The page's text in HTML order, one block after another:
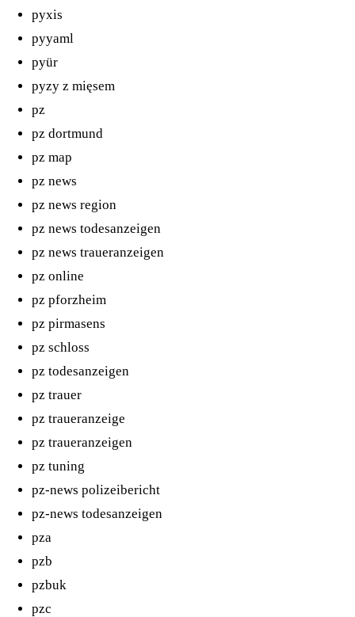
pyxis
pyyaml
pyür
pyzy z mięsem
pz
pz dortmund
pz map
pz news
pz news region
pz news todesanzeigen
pz news traueranzeigen
pz online
pz pforzheim
pz pirmasens
pz schloss
pz todesanzeigen
pz trauer
pz traueranzeige
pz traueranzeigen
pz tuning
pz-news polizeibericht
pz-news todesanzeigen
pza
pzb
pzbuk
pzc